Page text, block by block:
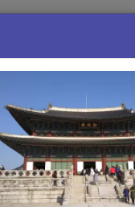
jaju
hangsang